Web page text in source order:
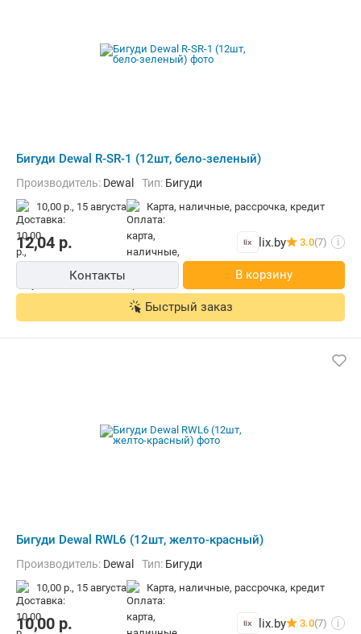
Бигуди Dewal R-SR-1 (12шт, бело-зеленый)
Производитель: Dewal Тип: Бигуди
10,00 р., 15 августа карта, наличные, рассрочка, кредит
12,04 р. lix.by 3.0(7) i
Контакты В корзину
Быстрый заказ
Бигуди Dewal RWL6 (12шт, желто-красный)
Производитель: Dewal Тип: Бигуди
10,00 р., 15 августа карта, наличные, рассрочка, кредит
10,00 р. lix.by 3.0(7) i